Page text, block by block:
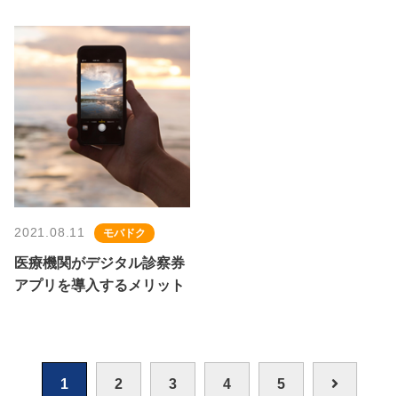
2021.08.11 モバドク
医療機関がデジタル診察券
アプリを導入するメリット
1 2 3 4 5